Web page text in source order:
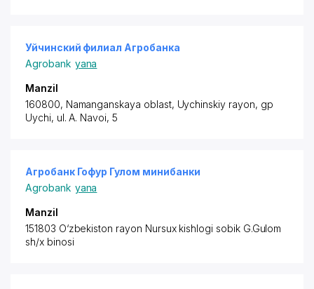
Уйчинский филиал Агробанка
Agrobank yana
Manzil
160800, Namanganskaya oblast, Uychinskiy rayon, gp
Uychi, ul. A. Navoi, 5
Агробанк Гофур Гулом минибанки
Agrobank yana
Manzil
151803 O‘zbekiston rayon Nursux kishlogi sobik G.Gulom
sh/x binosi